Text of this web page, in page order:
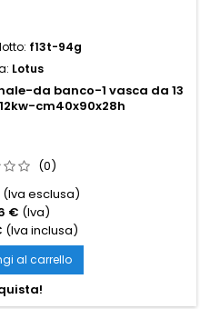
f13t-94g
Lotus
da banco-1 vasca da 13
cm40x90x28h
(0)
(Iva esclusa)
€ (Iva)
(Iva inclusa)
al carrello